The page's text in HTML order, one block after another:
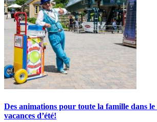
Des animations pour toute la famille dans
vacances d’été!